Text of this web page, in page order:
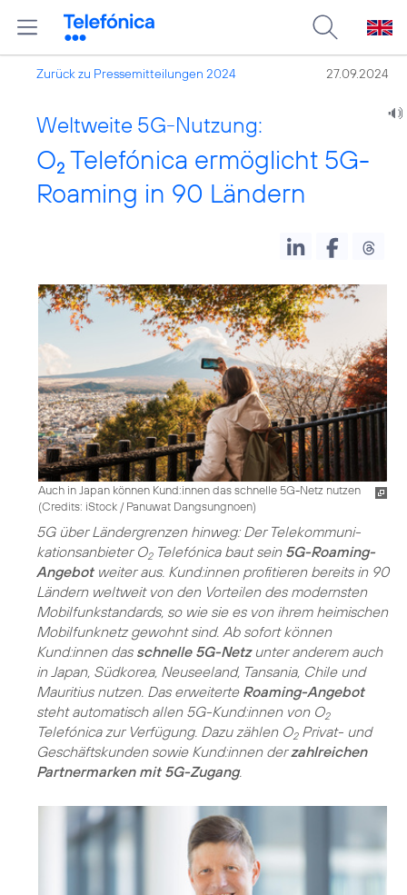
Zurück zu Pressemitteilungen 2024 27.09.2024
Weltweite 5G-Nutzung:
O2 Telefónica ermöglicht 5G-
Roaming in 90 Ländern
Auch in Japan können Kund:innen das schnelle 5G-Netz nutzen
(Credits: iStock / Panuwat Dangsungnoen)
5G über Ländergrenzen hinweg: Der Telekommuni­
kationsanbieter O2Telefónica baut sein 5G-Roaming-
Angebotweiter aus. Kund:innen profitieren bereits in 90
Ländern weltweit von den Vorteilen des modernsten
Mobilfunkstandards, so wie sie es von ihrem heimischen
Mobilfunknetz gewohnt sind. Ab sofort können
Kund:innen das schnelle 5G-Netzunter anderem auch
in Japan, Südkorea, Neuseeland, Tansania, Chile und
Mauritius nutzen. Das erweiterte Roaming-Angebot
steht automatisch allen 5G-Kund:innen von O2
Telefónica zur Verfügung. Dazu zählen O2Privat- und
Geschäftskunden sowie Kund:innen derzahlreichen
Partnermarken mit 5G-Zugang.